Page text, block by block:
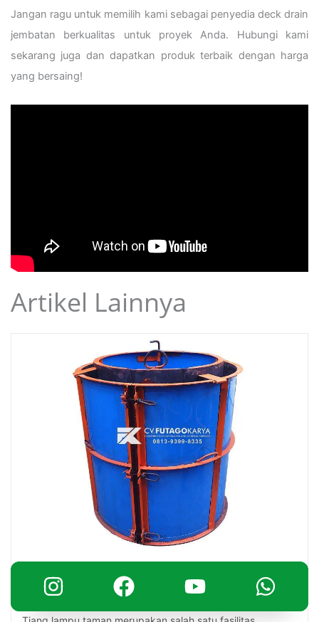
Jangan ragu untuk memilih kami sebagai penyedia deck drain
jembatan berkualitas untuk proyek Anda. Hubungi kami
sekarang juga dan dapatkan produk terbaik dengan harga
yang bersaing!
Artikel Lainnya
January 13, 2022
Tiang Lampu Taman Klasik Cabang Lima